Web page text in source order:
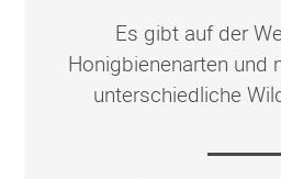
Es gibt auf der
Honigbienenarten und
unterschiedliche